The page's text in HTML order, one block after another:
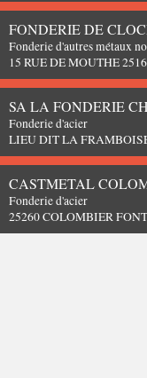
FONDERIE DE
Fonderie d'autres métaux
15 RUE DE MOUTHE
SA LA FONDERIE
Fonderie d'acier
LIEU DIT LA
CASTMETAL
Fonderie d'acier
25260 COLOMBIER